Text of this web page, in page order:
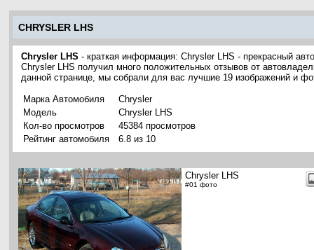
CHRYSLER LHS
Chrysler LHS - краткая информация: Chrysler LHS - прекрасный
Chrysler LHS получил много положительных отзывов от
данной странице, мы собрали для вас лучшие 19 изображений и
Марка Автомобиля
Chrysler
Модель
Chrysler LHS
Кол-во просмотров
45384 просмотров
Рейтинг автомобиля
6.8 из 10
Chrysler LHS
#01 фото